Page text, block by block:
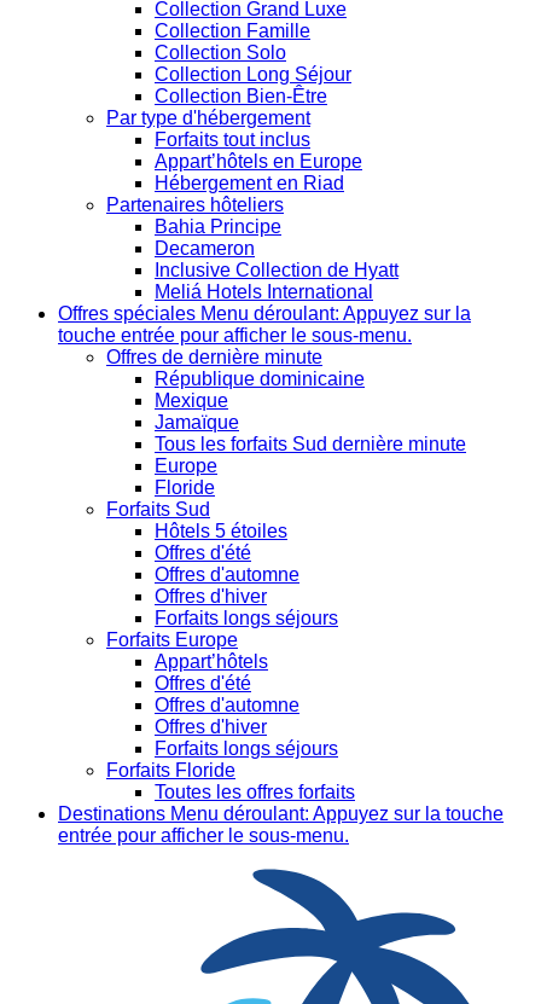
Collection Grand Luxe
Collection Famille
Collection Solo
Collection Long Séjour
Collection Bien-Être
Par type d'hébergement
Forfaits tout inclus
Appart’hôtels en Europe
Hébergement en Riad
Partenaires hôteliers
Bahia Principe
Decameron
Inclusive Collection de Hyatt
Meliá Hotels International
Offres spéciales Menu déroulant: Appuyez sur la
touche entrée pour afficher le sous-menu.
Offres de dernière minute
République dominicaine
Mexique
Jamaïque
Tous les forfaits Sud dernière minute
Europe
Floride
Forfaits Sud
Hôtels 5 étoiles
Offres d'été
Offres d'automne
Offres d'hiver
Forfaits longs séjours
Forfaits Europe
Appart’hôtels
Offres d'été
Offres d'automne
Offres d'hiver
Forfaits longs séjours
Forfaits Floride
Toutes les offres forfaits
Destinations Menu déroulant: Appuyez sur la touche
entrée pour afficher le sous-menu.